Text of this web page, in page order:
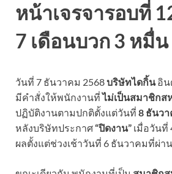
หน้าเจรจารอบที่
7 เดือนบวก 3 หมื่น
วันที่ 7 ธันวาคม 2568บริษัทไดกิ้นอิน
มีคำสั่งให้พนักงานที่ไม่เป็นสมาชิกส
ปฏิบัติงานตามปกติตั้งแต่วันที่ 8 ธันว
หลังบริษัทประกาศ“ปิดงาน” เมื่อวันที่
ผลตั้งแต่ช่วงเช้าวันที่ 6 ธันวาคมที่ผ่า